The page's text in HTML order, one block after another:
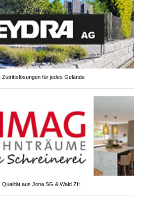
für jedes Gelände
aus Jona SG & Wald ZH